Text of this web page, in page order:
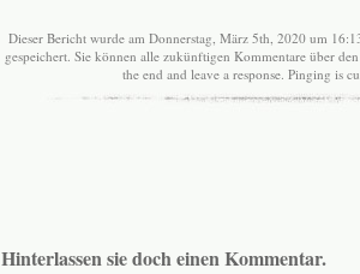
Dieser Bericht wurde am Donnerstag, März 5th, 2020 um
gespeichert. Sie können alle zukünftigen Kommentare über den
the end and leave a response. Pinging is
Hinterlassen sie doch einen Kommentar.